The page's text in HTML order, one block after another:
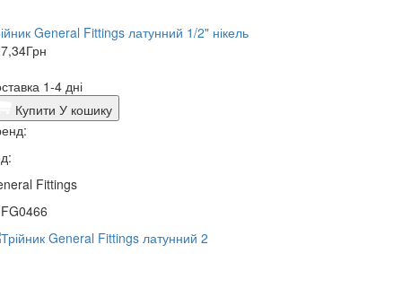
General Fittings латунний 1/2" нікель
Грн
1-4 дні
Купити У кошику
Fittings